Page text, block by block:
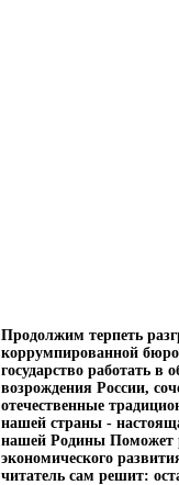
Продолжим терпеть
коррумпированной
государство работать в
возрождения России,
отечественные
нашей страны -
нашей Родины Поможет
экономического
читатель сам решит: